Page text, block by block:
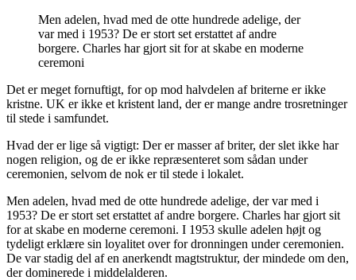
Men adelen, hvad med de otte hundrede adelige, der
var med i 1953? De er stort set erstattet af andre
borgere. Charles har gjort sit for at skabe en moderne
ceremoni
Det er meget fornuftigt, for op mod halvdelen af briterne er ikke
kristne. UK er ikke et kristent land, der er mange andre trosretninger
til stede i samfundet.
Hvad der er lige så vigtigt: Der er masser af briter, der slet ikke har
nogen religion, og de er ikke repræsenteret som sådan under
ceremonien, selvom de nok er til stede i lokalet.
Men adelen, hvad med de otte hundrede adelige, der var med i
1953? De er stort set erstattet af andre borgere. Charles har gjort sit
for at skabe en moderne ceremoni. I 1953 skulle adelen højt og
tydeligt erklære sin loyalitet over for dronningen under ceremonien.
De var stadig del af en anerkendt magtstruktur, der mindede om den,
der dominerede i middelalderen.